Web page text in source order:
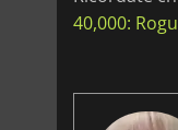
40,000: